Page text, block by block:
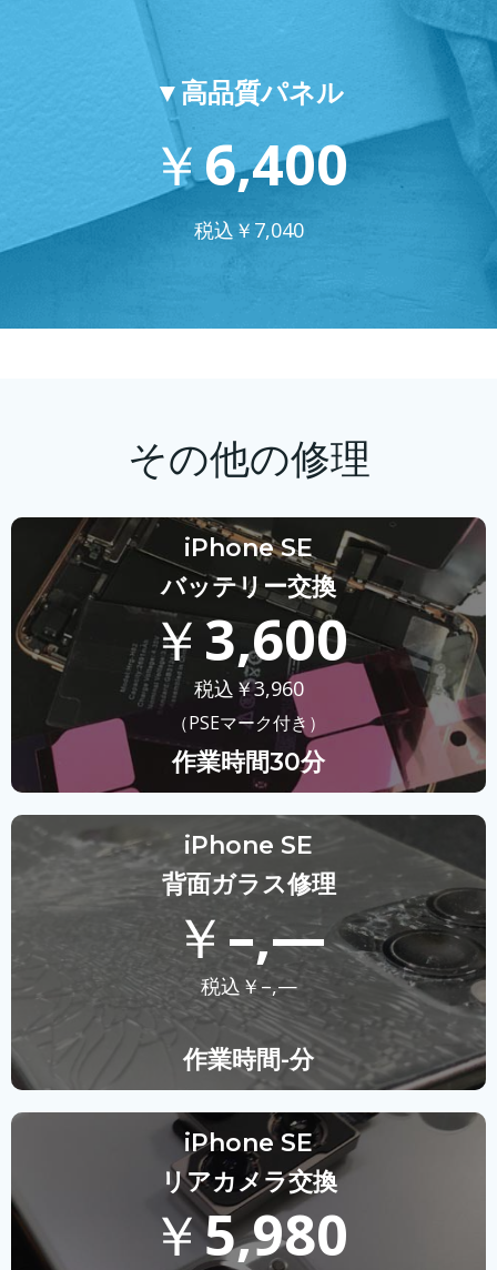
▼高品質パネル
￥6,400
税込￥ 7,040
その他の修理
iPhone SE
バッテリー交換
￥3,600
税込￥3,960
（PSEマーク付き）
作業時間30分
iPhone SE
背面ガラス修理
￥–,—
税込￥–,—
作業時間-分
iPhone SE
リアカメラ交換
￥5,980